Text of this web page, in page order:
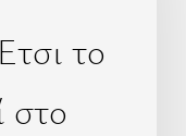
το
στο